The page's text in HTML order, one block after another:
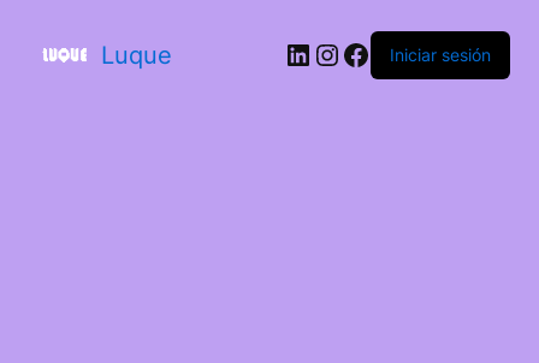
Luque Iniciar sesión